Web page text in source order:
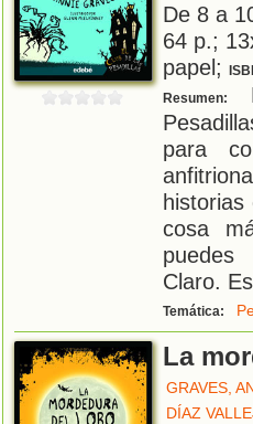
De 8 a
64 p.;
papel;
Resumen:
para
cosa
puedes
Claro.
Temática:
La
GRAVES,
DÍAZ